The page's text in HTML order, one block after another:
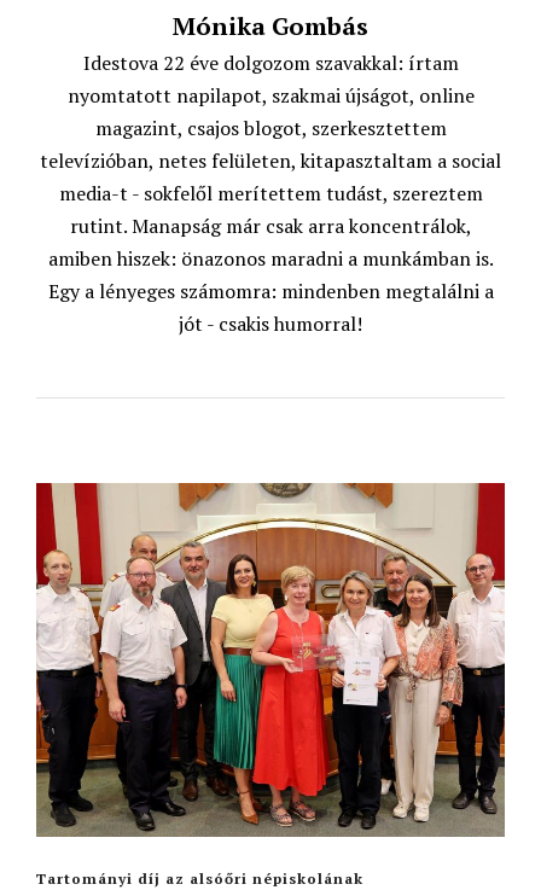
Mónika Gombás
Idestova 22 éve dolgozom szavakkal: írtam
nyomtatott napilapot, szakmai újságot, online
magazint, csajos blogot, szerkesztettem
televízióban, netes felületen, kitapasztaltam a social
media-t - sokfelől merítettem tudást, szereztem
rutint. Manapság már csak arra koncentrálok,
amiben hiszek: önazonos maradni a munkámban is.
Egy a lényeges számomra: mindenben megtalálni a
jót - csakis humorral!
Tartományi díj az alsóőri népiskolának